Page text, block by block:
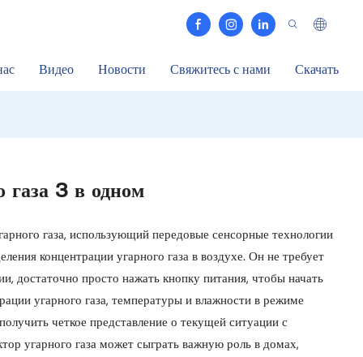
Видео Новости Свяжитесь с нами Скачать
газа 3 в одном
газа, использующий передовые сенсорные технологии
концентрации угарного газа в воздухе. Он не требует
достаточно просто нажать кнопку питания, чтобы начать
угарного газа, температуры и влажности в режиме
четкое представление о текущей ситуации с
угарного газа может сыграть важную роль в домах,